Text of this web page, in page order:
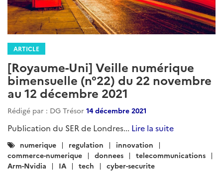
ARTICLE
[Royaume-Uni] Veille numérique
bimensuelle (n°22) du 22 novembre
au 12 décembre 2021
Rédigé par : DG Trésor 14 décembre 2021
Publication du SER de Londres... Lire la suite
Catégories
:
numerique regulation
innovation
commerce-numerique
donnees
telecommunications
Arm-Nvidia
IA tech cyber-securite